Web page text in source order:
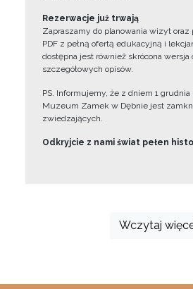
Rezerwacje już trwają
Zapraszamy do planowania wizyt oraz
PDF z pełną ofertą edukacyjną i
dostępna jest również skrócona wersja
szczegółowych opisów.
PS. Informujemy, że z dniem 1 grudnia
Muzeum Zamek w Dębnie jest
zwiedzających.
Odkryjcie z nami świat pełen
Wczytaj